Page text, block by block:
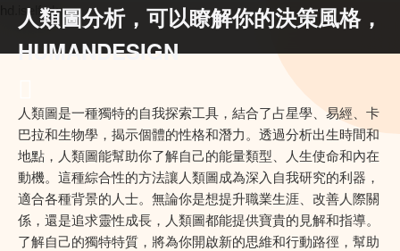
hd.iself.uk
人類圖分析，可以瞭解你的決策風格，
HUMANDESIGN
人類圖是一種獨特的自我探索工具，結合了占星學、易經、卡
巴拉和生物學，揭示個體的性格和潛力。透過分析出生時間和
地點，人類圖能幫助你了解自己的能量類型、人生使命和內在
動機。這種綜合性的方法讓人類圖成為深入自我研究的利器，
適合各種背景的人士。無論你是想提升職業生涯、改善人際關
係，還是追求靈性成長，人類圖都能提供寶貴的見解和指導。
了解自己的獨特特質，將為你開啟新的思維和行動路徑，幫助